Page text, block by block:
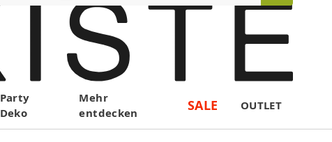
Party
Deko
Mehr
entdecken
SALE OUTLET